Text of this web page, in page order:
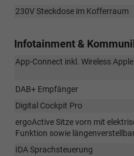
230V Steckdose im Kofferraum
Infotainment &
App-Connect inkl. Wireless
DAB+ Empfänger
Digital Cockpit Pro
ergoActive Sitze vorn mit
Funktion sowie
IDA Sprachsteuerung